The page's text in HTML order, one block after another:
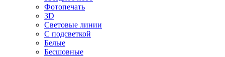
Фотопечать
3D
Световые линии
С подсветкой
Белые
Бесшовные